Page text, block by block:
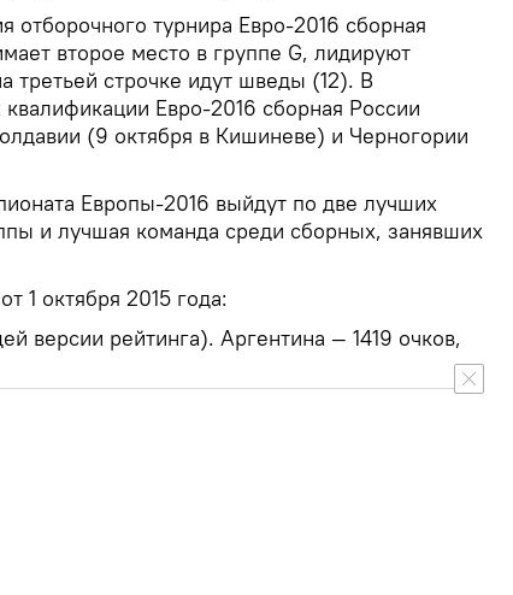
отборочного турнира Евро-2016 сборная
второе место в группе G, лидируют
третьей строчке идут шведы (12). В
Евро-2016 сборная России
(9 октября в Кишиневе) и Черногории
Европы-2016 выйдут по две лучших
и лучшая команда среди сборных, занявших
1 октября 2015 года:
версии рейтинга). Аргентина — 1419 очков,